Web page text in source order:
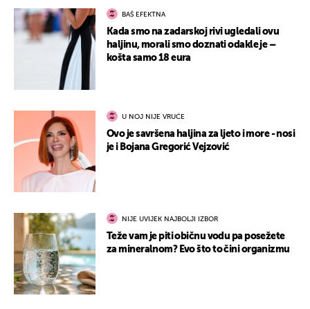
BAŠ EFEKTNA
Kada smo na zadarskoj rivi ugledali ovu
haljinu, morali smo doznati odakle je –
košta samo 18 eura
U NOJ NIJE VRUĆE
Ovo je savršena haljina za ljeto i more - nosi
je i Bojana Gregorić Vejzović
NIJE UVIJEK NAJBOLJI IZBOR
Teže vam je piti običnu vodu pa posežete
za mineralnom? Evo što to čini organizmu